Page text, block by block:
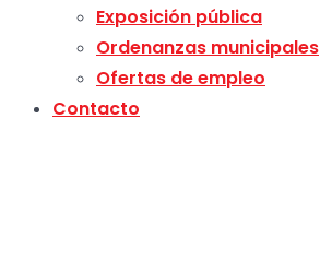
Exposición pública
Ordenanzas municipales
Ofertas de empleo
Contacto